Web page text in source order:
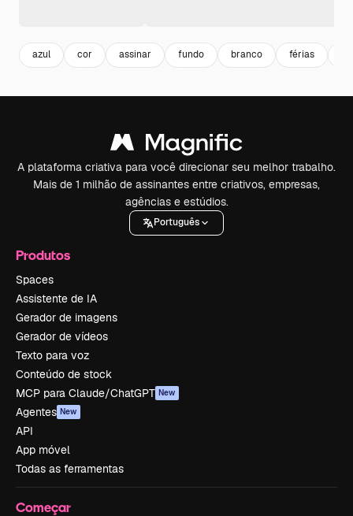
azul cor assinar fundo branco férias
A plataforma criativa para você direcionar seu melhor trabalho.
Mais de 1 milhão de assinantes entre criativos, empresas,
agências e estúdios.
Português
Produtos
Spaces
Assistente de IA
Gerador de imagens
Gerador de vídeos
Texto para voz
Conteúdo de stock
MCP para Claude/ChatGPT New
Agentes New
API
App móvel
Todas as ferramentas
Começar